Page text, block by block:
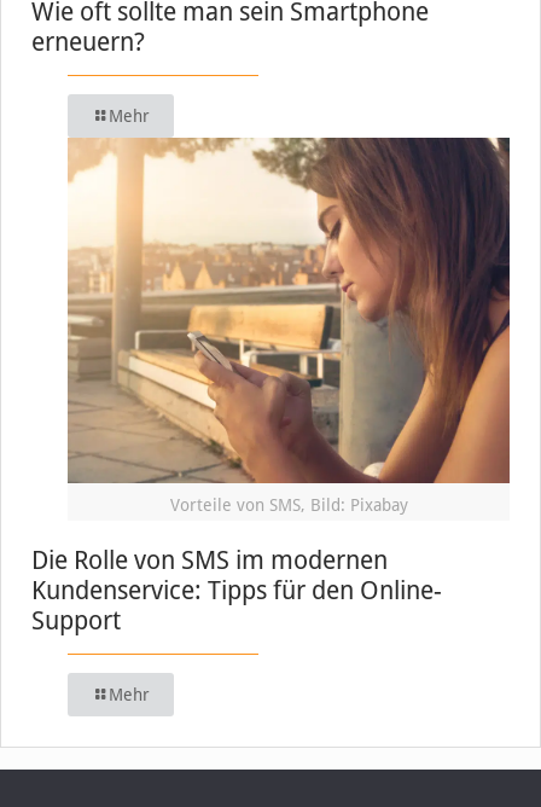
Wie oft sollte man sein Smartphone
erneuern?
Mehr
Vorteile von SMS, Bild: Pixabay
Die Rolle von SMS im modernen
Kundenservice: Tipps für den Online-
Support
Mehr